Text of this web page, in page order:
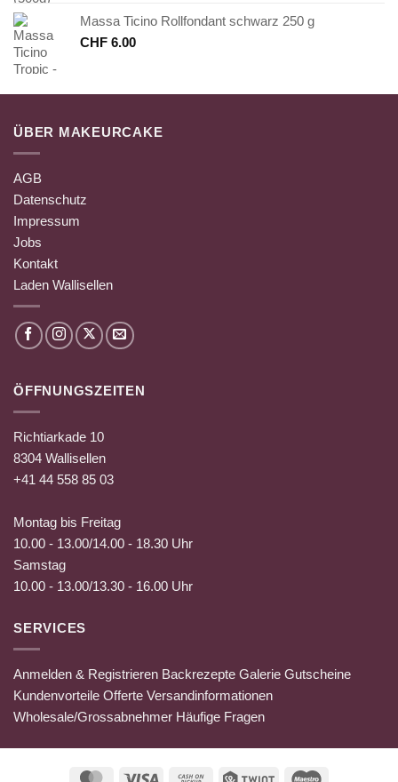
Massa Ticino Rollfondant schwarz 250 g
CHF 6.00
ÜBER MAKEURCAKE
AGB
Datenschutz
Impressum
Jobs
Kontakt
Laden Wallisellen
ÖFFNUNGSZEITEN
Richtiarkade 10
8304 Wallisellen
+41 44 558 85 03
Montag bis Freitag
10.00 - 13.00/14.00 - 18.30 Uhr
Samstag
10.00 - 13.00/13.30 - 16.00 Uhr
SERVICES
Anmelden & Registrieren Backrezepte Galerie Gutscheine
Kundenvorteile Offerte Versandinformationen
Wholesale/Grossabnehmer Häufige Fragen
MasterCardVisa Cash Twint